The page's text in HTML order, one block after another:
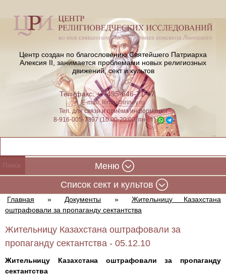
Центр создан по благословению Святейшего Патриарха
Алексия II, занимается проблемами новых религиозных
движений, сект и культов
Тел./факс: +7-495-646-71-47
E-mail:iriney@iriney.ru
Тел. для связи и приёма информации
8-916-005-7397 (10:00-20:00, пн-пт)
Меню
Cписок сект и культов
Главная » Документы »
Жительницу Казахстана
оштрафовали за пропаганду сектантства
Жительницу Казахстана оштрафовали за
пропаганду сектантства - 05.12.10
Жительницу Казахстана оштрафовали за пропаганду
сектантства